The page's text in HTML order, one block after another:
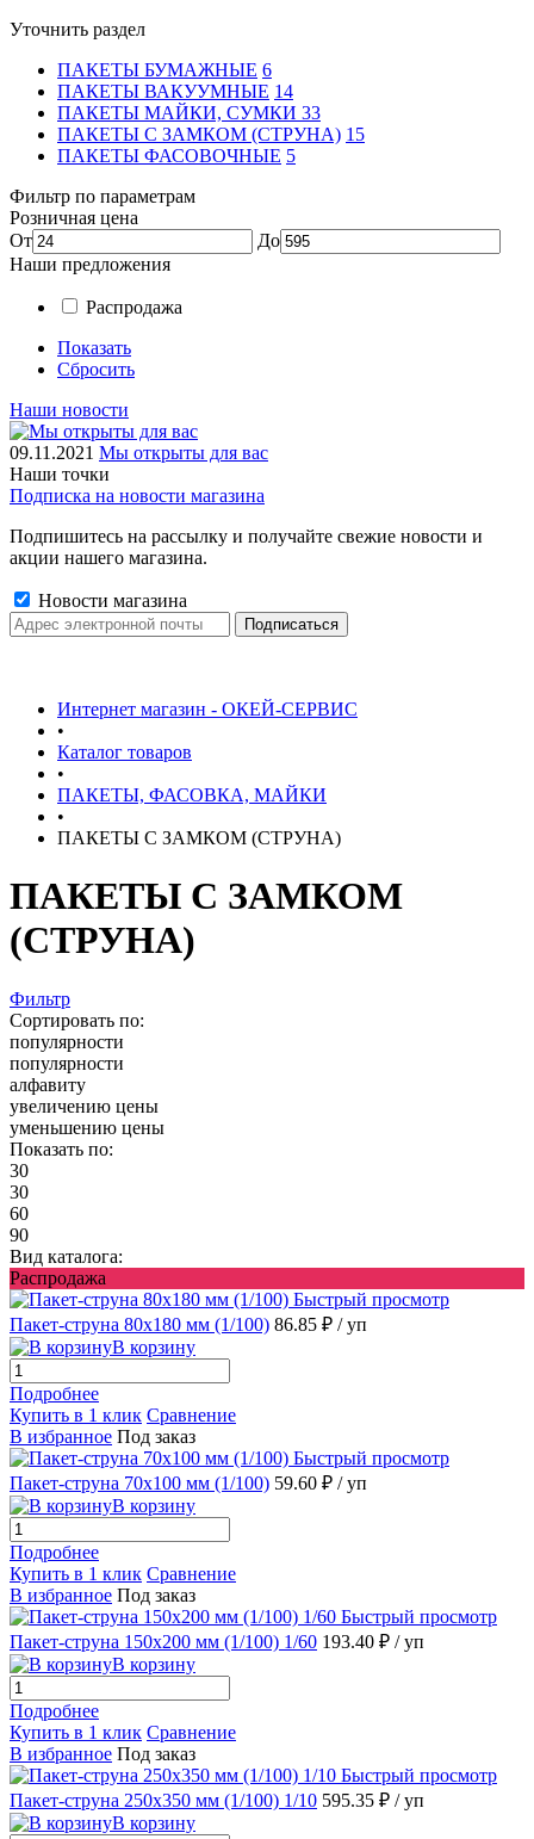
Уточнить раздел
ПАКЕТЫ БУМАЖНЫЕ 6
ПАКЕТЫ ВАКУУМНЫЕ 14
ПАКЕТЫ МАЙКИ, СУМКИ 33
ПАКЕТЫ С ЗАМКОМ (СТРУНА) 15
ПАКЕТЫ ФАСОВОЧНЫЕ 5
Фильтр по параметрам
Розничная цена
От
До
Наши предложения
Распродажа
Показать
Сбросить
Наши новости
09.11.2021 Мы открыты для вас
Наши точки
Подписка на новости магазина
Подпишитесь на рассылку и получайте свежие новости и
акции нашего магазина.
Новости магазина
Интернет магазин - ОКЕЙ-СЕРВИС
•
Каталог товаров
•
ПАКЕТЫ, ФАСОВКА, МАЙКИ
•
ПАКЕТЫ С ЗАМКОМ (СТРУНА)
ПАКЕТЫ С ЗАМКОМ
(СТРУНА)
Фильтр
Сортировать по:
популярности
популярности
алфавиту
увеличению цены
уменьшению цены
Показать по:
30
30
60
90
Вид каталога:
Распродажа
Быстрый просмотр
Пакет-струна 80х180 мм (1/100) 86.85 ₽ / уп
В корзину
Подробнее
Купить в 1 клик Сравнение
В избранное Под заказ
Быстрый просмотр
Пакет-струна 70х100 мм (1/100) 59.60 ₽ / уп
В корзину
Подробнее
Купить в 1 клик Сравнение
В избранное Под заказ
Быстрый просмотр
Пакет-струна 150х200 мм (1/100) 1/60 193.40 ₽ / уп
В корзину
Подробнее
Купить в 1 клик Сравнение
В избранное Под заказ
Быстрый просмотр
Пакет-струна 250х350 мм (1/100) 1/10 595.35 ₽ / уп
В корзину